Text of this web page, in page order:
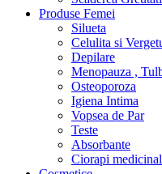
Produse Femei
Silueta
Celulita si
Depilare
Menopauza ,
Osteoporoza
Igiena Intima
Vopsea de Par
Teste
Absorbante
Ciorapi